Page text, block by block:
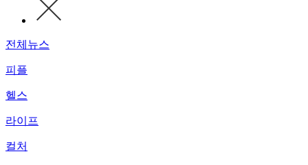
전체뉴스
피플
헬스
라이프
컬처